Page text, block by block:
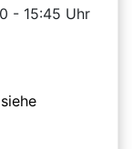
- 15:45 Uhr